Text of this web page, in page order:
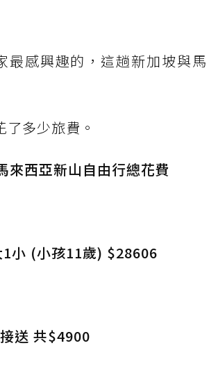
最感興趣的，這趟新加坡與馬
多少旅費。
來西亞新山自由行總花費
1小 (小孩11歲) $28606
送 共$4900